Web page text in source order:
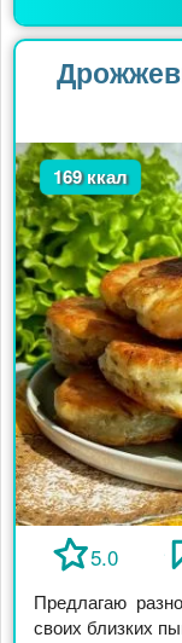
169 ккал
5.0
Предлагаю
своих близких